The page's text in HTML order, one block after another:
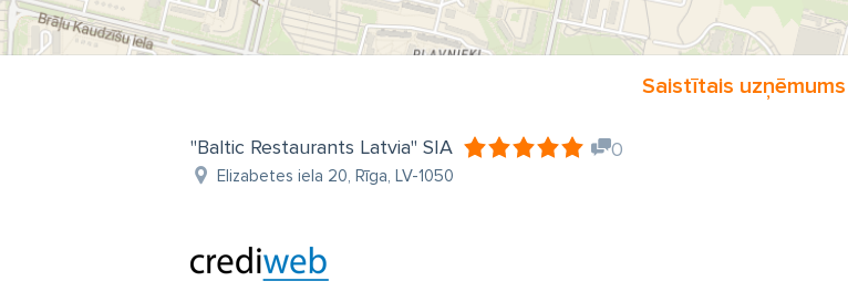
Saistītais uzņēmums
"Baltic Restaurants Latvia" SIA 0
Elizabetes iela 20, Rīga, LV-1050